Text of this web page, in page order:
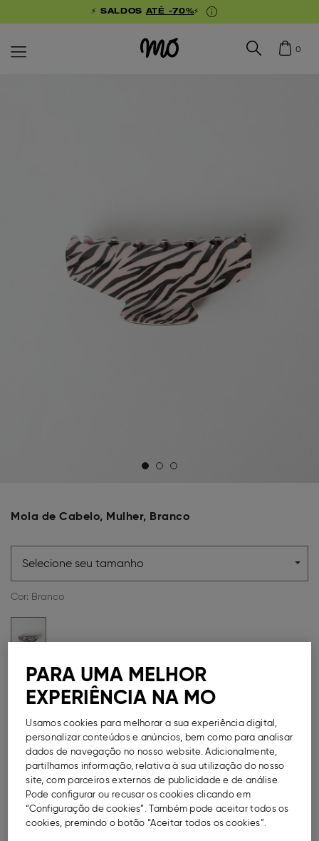
⚡ SALDOS ATÉ -70%⚡
0
Mola de Cabelo, Mulher, Branco
Selecione seu tamanho
Cor: Branco
Métodos de Pagamento Disponíveis
DESCRIÇÃO
Mola de cabelo para mulher com padrão animal print.
Ref. 000041152983041
PARA UMA MELHOR
EXPERIÊNCIA NA MO
Usamos cookies para melhorar a sua experiência digital,
personalizar conteúdos e anúncios, bem como para analisar
dados de navegação no nosso website. Adicionalmente,
partilhamos informação, relativa à sua utilização do nosso
site, com parceiros externos de publicidade e de análise.
Pode configurar ou recusar os cookies clicando em
“Configuração de cookies”. Também pode aceitar todos os
cookies, premindo o botão “Aceitar todos os cookies”.